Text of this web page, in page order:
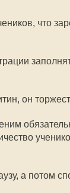
что
он
а потом